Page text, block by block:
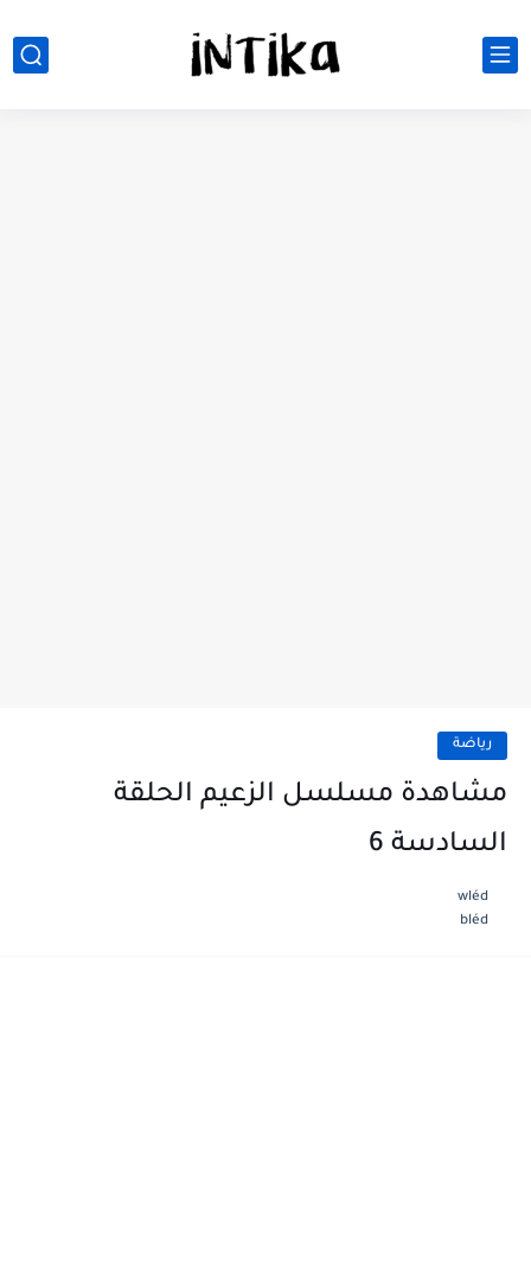
رياضة
مشاهدة مسلسل الزعيم الحلقة
السادسة 6
wléd
bléd